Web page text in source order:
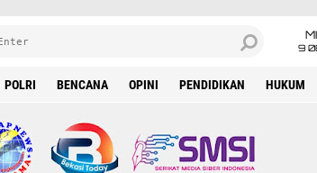
9
POLRI BENCANA OPINI PENDIDIKAN HUKUM